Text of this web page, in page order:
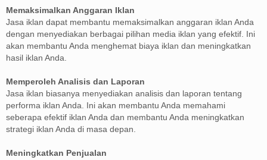
Memaksimalkan Anggaran Iklan
Jasa iklan dapat membantu memaksimalkan anggaran iklan Anda
dengan menyediakan berbagai pilihan media iklan yang efektif. Ini
akan membantu Anda menghemat biaya iklan dan meningkatkan
hasil iklan Anda.
Memperoleh Analisis dan Laporan
Jasa iklan biasanya menyediakan analisis dan laporan tentang
performa iklan Anda. Ini akan membantu Anda memahami
seberapa efektif iklan Anda dan membantu Anda meningkatkan
strategi iklan Anda di masa depan.
Meningkatkan Penjualan